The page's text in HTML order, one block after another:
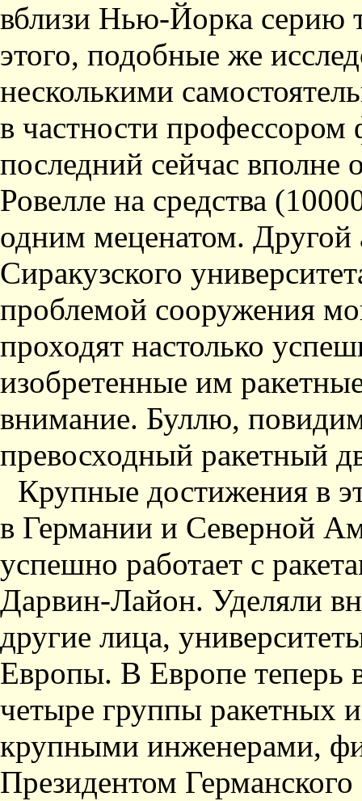
вблизи Нью-Йорка серию
этого, подобные же
несколькими
в частности
последний сейчас вполне
Ровелле на средства
одним меценатом. Другой
Сиракузского
проблемой сооружения
проходят настолько
изобретенные им
внимание. Буллю,
превосходный ракетный
Крупные достижения в
в Германии и Северной
успешно работает с
Дарвин-Лайон. Уделяли
другие лица,
Европы. В Европе теперь
четыре группы ракетных
крупными инженерами,
Президентом Германского